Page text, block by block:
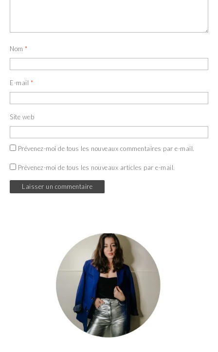
Nom *
E-mail *
Site web
Prévenez-moi de tous les nouveaux commentaires par e-mail.
Prévenez-moi de tous les nouveaux articles par e-mail.